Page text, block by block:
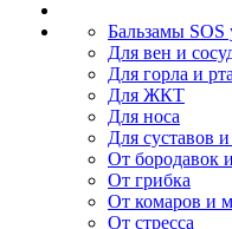
Бальзамы SOS
Для вен и
Для горла и рта
Для ЖКТ
Для носа
Для суставов
От бородавок
От грибка
От комаров и
От стресса